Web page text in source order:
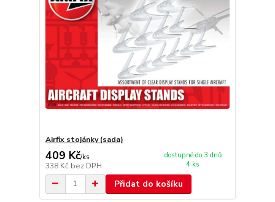
Airfix stojánky (sada)
409 Kč/ks
338 Kč bez DPH
dostupné do 3 dnů
4 ks
Přidat do košíku